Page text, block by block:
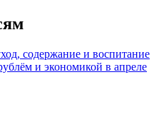
содержание и воспитание
и экономикой в апреле